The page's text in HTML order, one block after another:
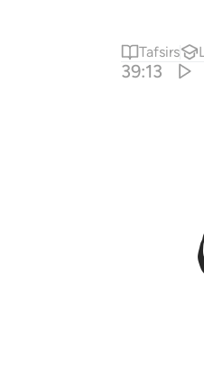
Tafsirs
39:13